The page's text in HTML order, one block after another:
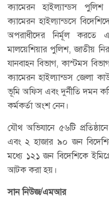
ক্যামেরন হাইল্যান্ডস
ক্যামেরন হাইল্যান্ডসে
অপরাধীদের নির্মূল
মালয়েশিয়ার পুলিশ, জাতীয়
যানবাহন বিভাগ, কাস্টমস
ক্যামেরন হাইল্যান্ডস জেলা
ভূমি অফিস এবং দুর্নীতি দমন
কর্মকর্তা অংশ নেন।
যৌথ অভিযানে ৫৬টি
এবং ২ হাজার ৯০ জন
মধ্যে ১২১ জন বিদেশিকে
আটক করা হয়।
সান নিউজ/এমআর